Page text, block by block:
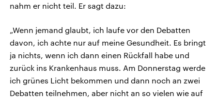
nahm er nicht teil. Er sagt dazu:
„Wenn jemand glaubt, ich laufe vor den Debatten
davon, ich achte nur auf meine Gesundheit. Es bringt
ja nichts, wenn ich dann einen Rückfall habe und
zurück ins Krankenhaus muss. Am Donnerstag werde
ich grünes Licht bekommen und dann noch an zwei
Debatten teilnehmen, aber nicht an so vielen wie auf